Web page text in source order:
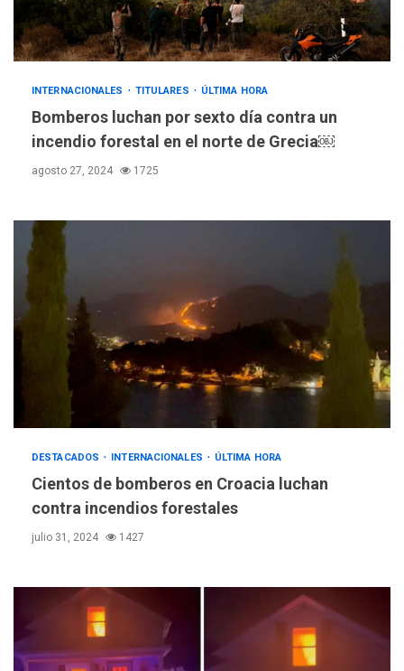
INTERNACIONALES TITULARES ÚLTIMA HORA
Bomberos luchan por sexto día contra un
incendio forestal en el norte de Grecia￼
agosto 27, 2024 1725
DESTACADOS INTERNACIONALES ÚLTIMA HORA
Cientos de bomberos en Croacia luchan
contra incendios forestales
julio 31, 2024 1427